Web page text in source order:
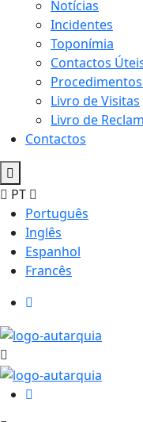
Notícias
Incidentes
Toponímia
Contactos
Livro de Visitas
Livro de
Contactos
PT
Português
Inglês
Espanhol
Francês